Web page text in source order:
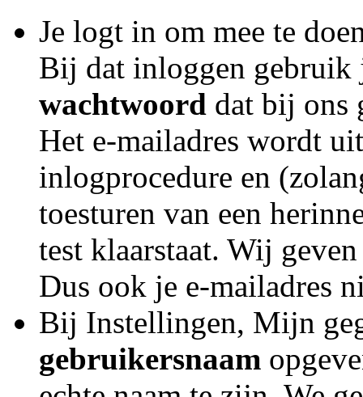
Je logt in om mee te
Bij dat inloggen
wachtwoord dat bij ons
Het e-mailadres wordt
inlogprocedure en
toesturen van een
test klaarstaat. Wij
Dus ook je e-mailadres
Bij Instellingen, Mijn
gebruikersnaam